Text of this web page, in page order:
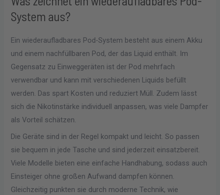
System aus?
Ein wiederaufladbares Pod-System besteht aus einem Akku
und einem nachfüllbaren Pod, der das Liquid enthält. Im
Gegensatz zu Einweggeräten ist der Pod mehrfach
verwendbar und kann mit verschiedenen Liquids befüllt
werden. Das spart Kosten und reduziert Müll. Zudem lässt
sich die Nikotinstärke individuell anpassen, was viele Dampfer
als Vorteil schätzen.
Die Geräte sind in der Regel kompakt und leicht. So passen
sie bequem in jede Tasche und sind jederzeit einsatzbereit.
Viele Modelle bieten eine einfache Handhabung, sodass auch
Einsteiger ohne großen Aufwand dampfen können.
Gleichzeitig punkten sie durch moderne Technik, wie